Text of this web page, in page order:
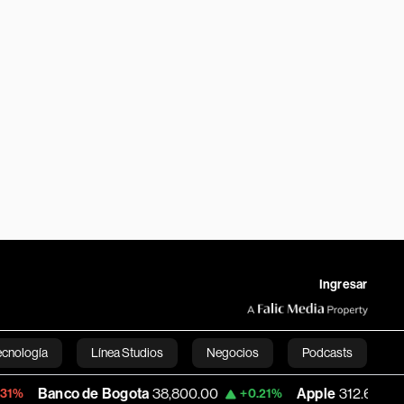
Ingresar
Línea Studios Negocios Podcasts
English
de Bogota 38,800.00 +0.21% Apple 312.69 +0.56%